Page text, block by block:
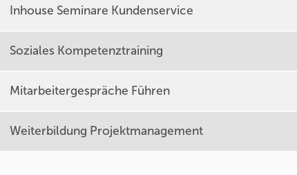
Inhouse Seminare Kundenservice
Soziales Kompetenztraining
Mitarbeitergespräche Führen
Weiterbildung Projektmanagement